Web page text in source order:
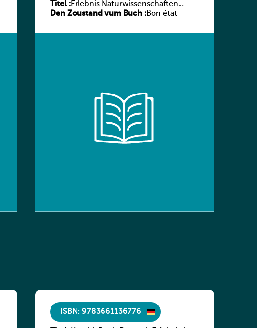
Titel :Erlebnis Naturwissenschaften
Luxemburg 7e/6e ESC
Den Zoustand vum Buch :Bon état
ISBN: 9783661136776